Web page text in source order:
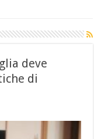
deve
di